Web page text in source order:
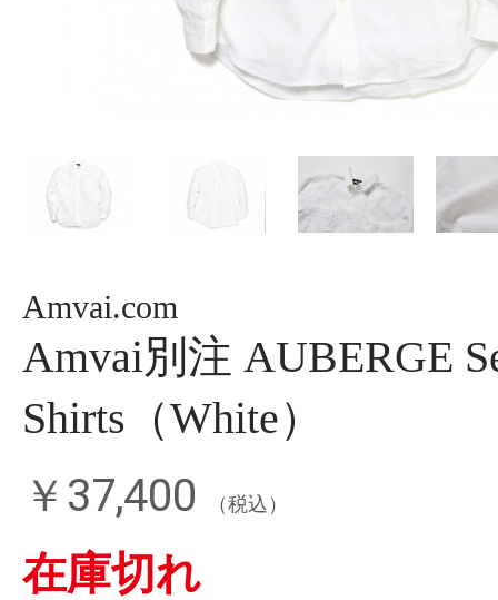
Amvai.com
Amvai別注 AUBERGE
Shirts（White）
￥37,400 （税込）
在庫切れ